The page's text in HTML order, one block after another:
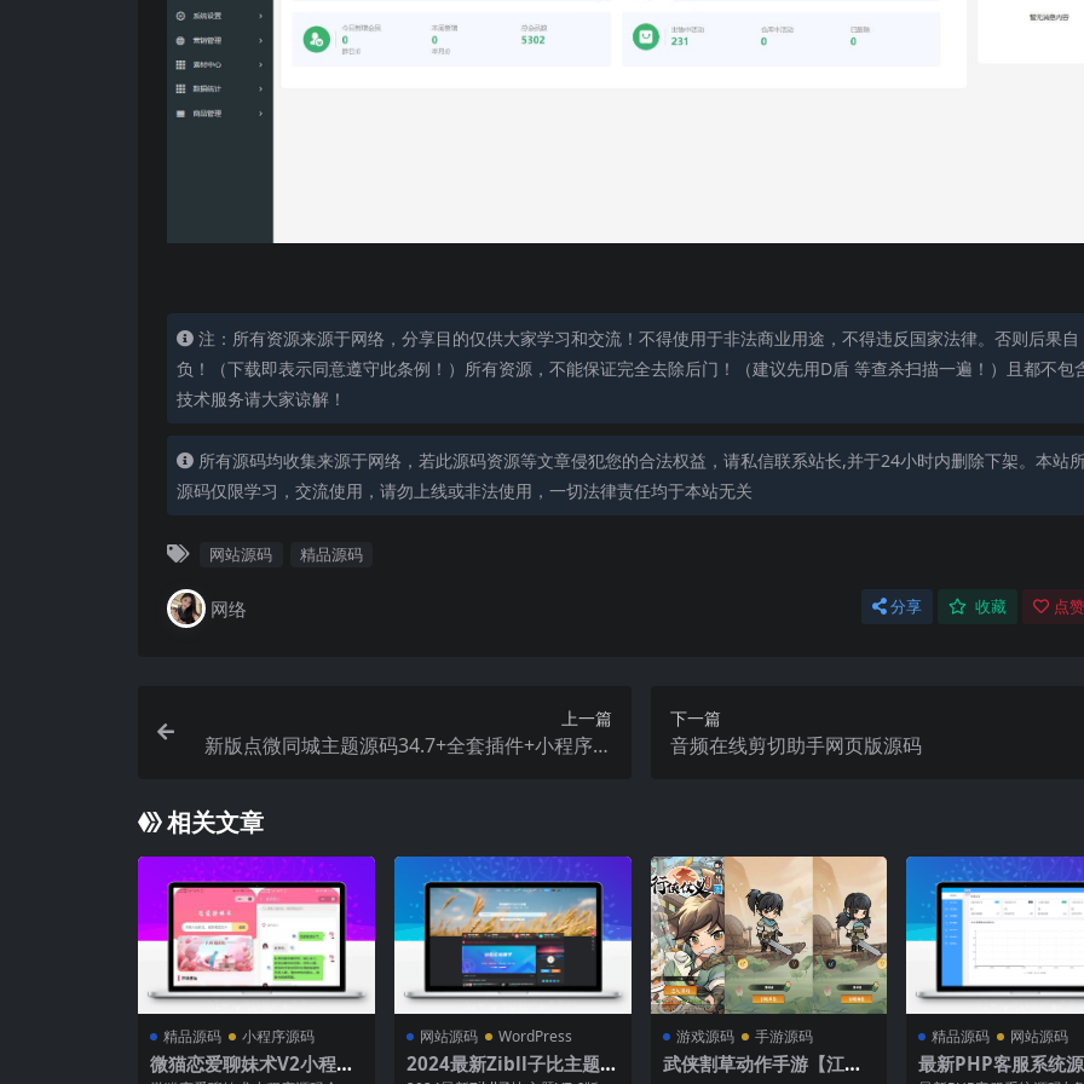
注：所有资源来源于网络，分享目的仅供大家学习和交流！不得使用于非法商业用途，不得违反国家法律。否则后果自
负！（下载即表示同意遵守此条例！）所有资源，不能保证完全去除后门！（建议先用D盾 等查杀扫描一遍！）且都不包
技术服务请大家谅解！
所有源码均收集来源于网络，若此源码资源等文章侵犯您的合法权益，请私信联系站长,并于24小时内删除下架。本站
源码仅限学习，交流使用，请勿上线或非法使用，一切法律责任均于本站无关
网站源码 精品源码
网络 分享 收藏 点
上一篇
新版点微同城主题源码34.7+全套插件+小程序前
下一篇
音频在线剪切助手网页版源码
相关文章
精品源码 小程序源码
微猫恋爱聊妹术V2小程序
网站源码 WordPress
2024最新Zibll子比主题V
游戏源码 手游源码
武侠割草动作手游【江湖
精品源码 网站源码
最新PHP客服系统